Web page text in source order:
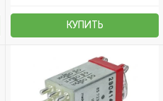
КУПИТЬ